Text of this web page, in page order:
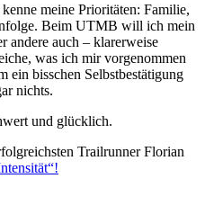
meine Prioritäten: Familie,
Beim UTMB will ich mein
andere auch – klarerweise
was ich mir vorgenommen
ein bisschen Selbstbestätigung
nichts.
und glücklich.
Trailrunner Florian